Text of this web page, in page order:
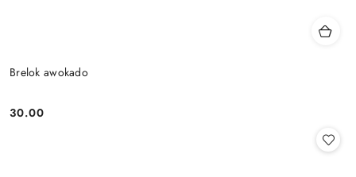
Brelok awokado
Cena:
30.00